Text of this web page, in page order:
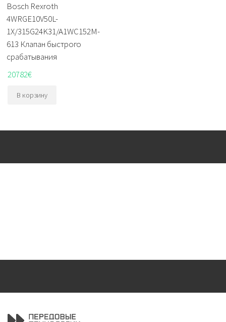
Bosch Rexroth
4WRGE10V50L-
1X/315G24K31/A1WC152M-
613 Клапан быстрого
срабатывания
20782€
В корзину